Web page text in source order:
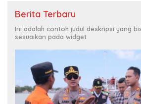
Berita Terbaru
Ini adalah contoh judul deskripsi yang
sesuaikan pada widget